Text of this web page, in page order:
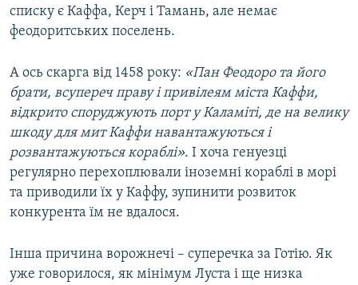
списку є Каффа, Керч і Тамань, але немає
феодоритських поселень.
А ось скарга від 1458 року: «Пан Феодоро та його
брати, всупереч праву і привілеям міста Каффи,
відкрито споруджують порт у Каламіті, де на велику
шкоду для мит Каффи навантажуються і
розвантажуються кораблі». І хоча генуезці
регулярно перехоплювали іноземні кораблі в морі
та приводили їх у Каффу, зупинити розвиток
конкурента їм не вдалося.
Інша причина ворожнечі – суперечка за Готію. Як
уже говорилося, як мінімум Луста і ще низка